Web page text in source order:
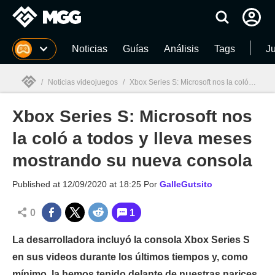
MGG Noticias Guías Análisis Tags
MGG
/ Noticias videojuegos / Xbox Series S: Microsoft nos la coló a todos y lleva meses mostrando su nueva consola
Xbox Series S: Microsoft nos
la coló a todos y lleva meses
mostrando su nueva consola
Published at 12/09/2020 at 18:25 Por GalleGutsito
0 1
La desarrolladora incluyó la consola Xbox Series S
en sus videos durante los últimos tiempos y, como